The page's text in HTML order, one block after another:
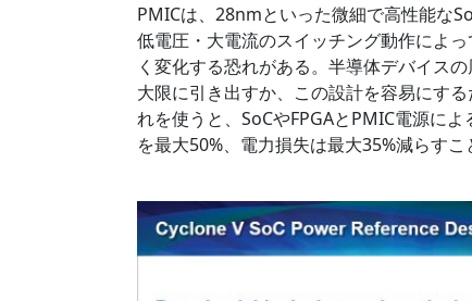
PMICは、28nmといった微細で高性能な
低電圧・大電流のスイッチング動作によ
く変化する恐れがある。半導体デバイス
大限に引き出すか、この設計を容易にす
れを使うと、SoCやFPGAとPMIC電源に
を最大50%、電力損失は最大35%減らすこ